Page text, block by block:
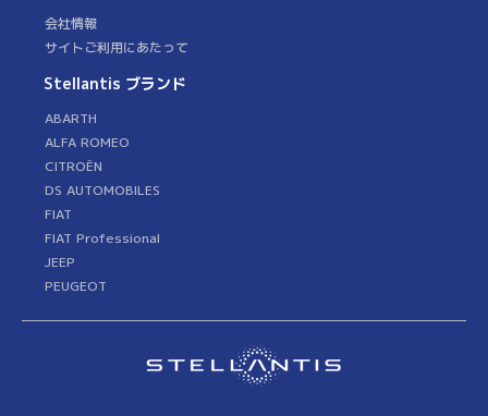
会社情報
サイトご利用にあたって
Stellantis ブランド
ABARTH
ALFA ROMEO
CITROËN
DS AUTOMOBILES
FIAT
FIAT Professional
JEEP
PEUGEOT